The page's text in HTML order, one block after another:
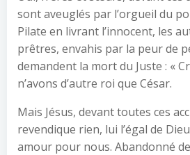
sont aveuglés par l’orgueil du
Pilate en livrant l’innocent, les
prêtres, envahis par la peur de
demandent la mort du Juste : «
n’avons d’autre roi que César.
Mais Jésus, devant toutes ces
revendique rien, lui l’égal de
amour pour nous. Abandonné